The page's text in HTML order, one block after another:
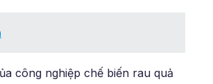
công nghiệp chế biến rau quả